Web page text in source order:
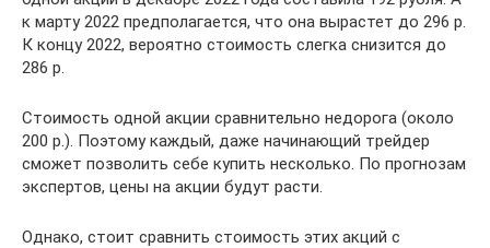
к марту 2022 предполагается, что она вырастет до 296 р.
К концу 2022, вероятно стоимость слегка снизится до
286 р.
Стоимость одной акции сравнительно недорога (около
200 р.). Поэтому каждый, даже начинающий трейдер
сможет позволить себе купить несколько. По прогнозам
экспертов, цены на акции будут расти.
Однако, стоит сравнить стоимость этих акций с